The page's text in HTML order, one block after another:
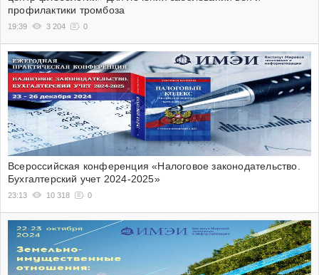
профилактики тромбоза
19:39 3 204 0
Всероссийская конференция «Налоговое законодательство.
Бухгалтерский учет 2024-2025»
23:13 10 318 0